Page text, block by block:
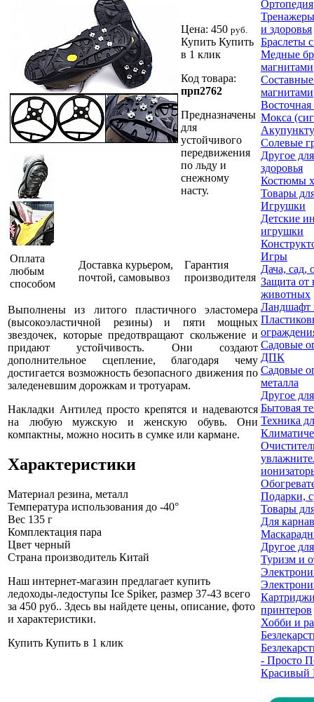
Цена: 450 руб.
Купить Купить
в 1 клик
Код товара:
прп2762
Предназначены
для
устойчивого
передвижения
по льду и
снежному
насту.
Оплата
любым
способом
Доставка курьером,
почтой, самовывоз
Гарантия
производителя
Выполнены из литого пластичного эластомера
(высокоэластичной резины) и пяти мощных
звездочек, которые предотвращают скольжение и
придают устойчивость. Они создают
дополнительное сцепление, благодаря чему
достигается возможность безопасного движения по
заледеневшим дорожкам и тротуарам.
Накладки Антилед просто крепятся и надеваются
на любую мужскую и женскую обувь. Они
компактны, можно носить в сумке или кармане.
Характеристики
Материал резина, металл
Температура использования до -40°
Вес 135 г
Комплектация пара
Цвет черный
Страна производитель Китай
Наш интернет-магазин предлагает купить
ледоходы-ледоступы Ice Spiker, размер 37-43 всего
за 450 руб.. Здесь вы найдете цены, описание, фото
и характеристики.
Купить Купить в 1 клик
Ортопедия
и здоровья
Браслеты
Медные
магнитами
магнитами
Мокса
Солевые
Другое
здоровья
Костюмы
Товары
Игрушки
Детские
игрушки
Игры
Дача, сад,
Защита от
животных
Ландшафт
Садовые
ДПК
Садовые
металла
Другое
Бытовая
Техника
Подарки,
Товары
Для
Другое
Туризм и
принтеров
Хобби и
- Просто
Красивый